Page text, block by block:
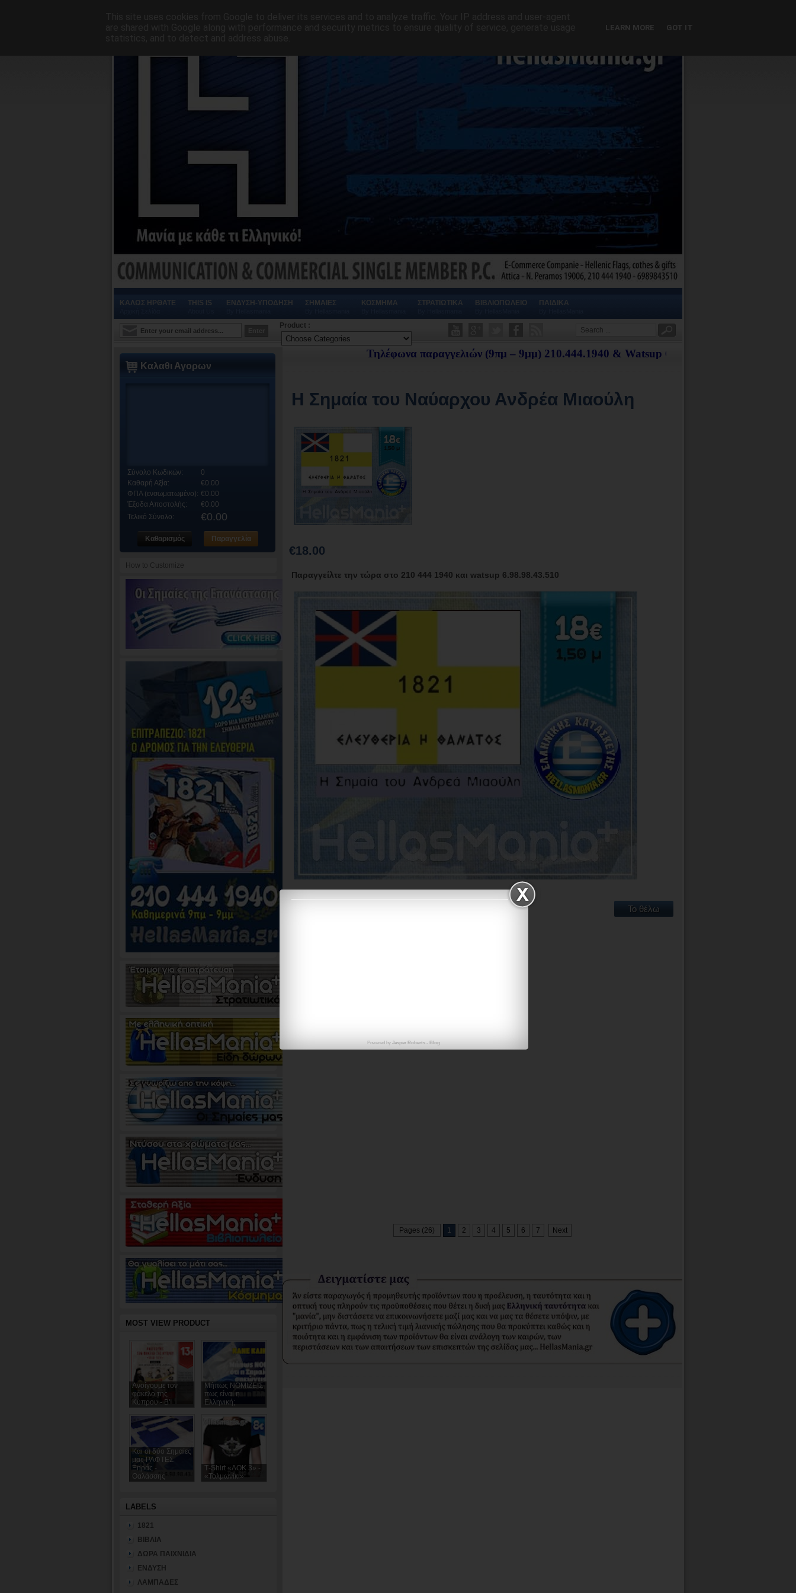
ΚΑΛΩΣ ΗΡΘΑΤΕ THIS IS ΕΝΔΥΣΗ-ΥΠΟΔΗΣΗ ΣΗΜΑΙΕΣ ΚΟΣΜΗΜΑ ΣΤΡΑΤΙΩΤΙΚΑ ΒΙΒΛΙΟΠΩΛΕΙΟ ΠΑΙΔΙΚΑ
Product :
Τηλέφωνα παραγγελιών (9πμ – 9μμ) 210.444.1940 & Watsup 6.98.98.43.510 - Aντικαταβολή σε
H Σημαία του Ναύαρχου Ανδρέα Μιαούλη
€18.00
Παραγγείλτε την τώρα στο 210 444 1940 και watsup 6.98.98.43.510
Pages (26) 1 2 3 4 5 6 7 Next
Καλαθι Αγορων
Σύνολο Κωδικών:
0
Καθαρή Αξία:
€0.00
ΦΠΑ (ενσωματωμένο): €0.00
Έξοδα Αποστολής:
€0.00
Τελικό Σύνολο:
€0.00
Καθαρισμός Παραγγελία
Powered byJasper Roberts - Blog
How to Customize
MOST VIEW PRODUCT
Ανοίγουμε τον
φάκελο της
Κύπρου - Β'
Μήπως ΝΟΜΙΖΕΙΣ
πως είναι η
Ελληνική;
Και οι δύο Σημαίες
μας ΡΑΦΤΕΣ
Ξηράς -
Θαλάσσης
Τ-Shirt «ΛΟΚ 3» -
«Τολμωνίκι»
LABELS
1821
ΒΙΒΛΙΑ
ΔΩΡΑ ΠΑΙΧΝΙΔΙΑ
ΕΝΔΥΣΗ
ΛΑΜΠΑΔΕΣ
LEARN MORE GOT IT